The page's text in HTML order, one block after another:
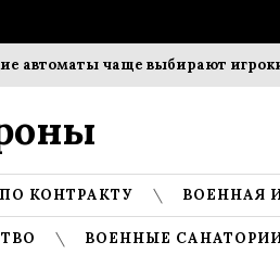
чаще выбирают игроки?
КОНТРАКТУ ВОЕННАЯ
ВОЕННЫЕ